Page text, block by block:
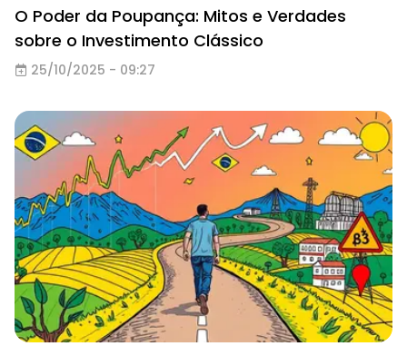
O Poder da Poupança: Mitos e Verdades
sobre o Investimento Clássico
25/10/2025 - 09:27